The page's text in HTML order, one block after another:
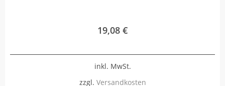
19,08 €
inkl. MwSt.
zzgl. Versandkosten